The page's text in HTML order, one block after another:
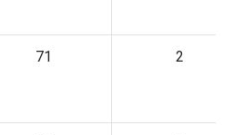
71 2